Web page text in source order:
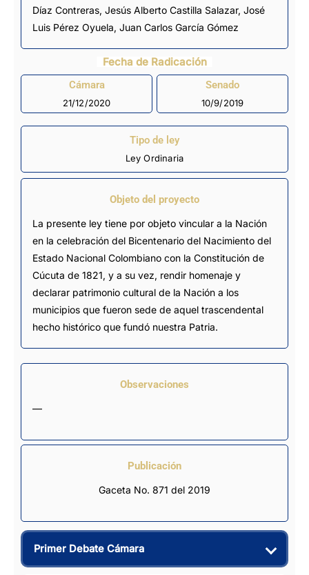
Díaz Contreras, Jesús Alberto Castilla Salazar, José
Luis Pérez Oyuela, Juan Carlos García Gómez
Fecha de Radicación
Cámara
21/12/2020
Senado
10/9/2019
Tipo de ley
Ley Ordinaria
Objeto del proyecto
La presente ley tiene por objeto vincular a la Nación
en la celebración del Bicentenario del Nacimiento del
Estado Nacional Colombiano con la Constitución de
Cúcuta de 1821, y a su vez, rendir homenaje y
declarar patrimonio cultural de la Nación a los
municipios que fueron sede de aquel trascendental
hecho histórico que fundó nuestra Patria.
Observaciones
—
Publicación
Gaceta No. 871 del 2019
Primer Debate Cámara